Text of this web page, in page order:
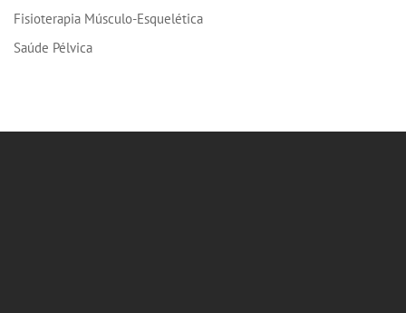
Fisioterapia Músculo-Esquelética
Saúde Pélvica